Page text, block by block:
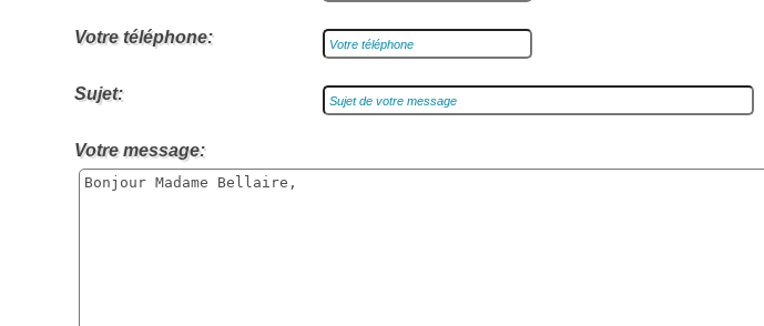
Votre téléphone:
Sujet:
Votre message: